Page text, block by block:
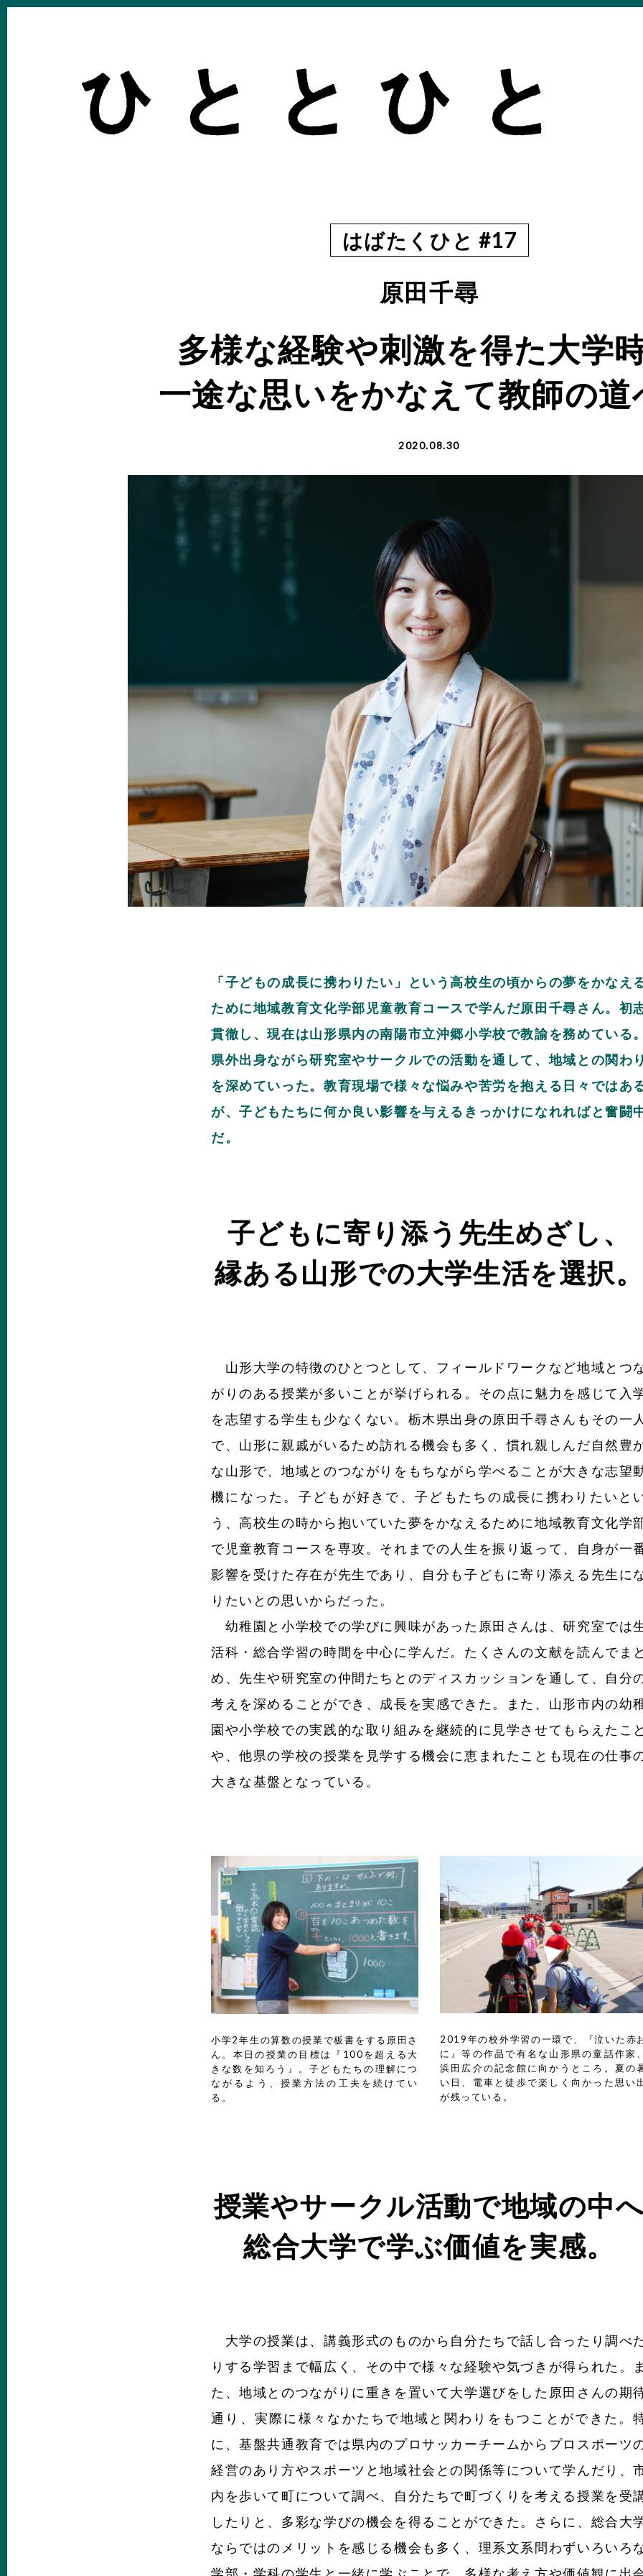
はばたくひと #17
原田千尋
多様な経験や刺激を得た大学
一途な思いをかなえて教師の道
2020.08.30
「子どもの成長に携わりたい」という高校生の頃からの夢をかなえ
ために地域教育文化学部児童教育コースで学んだ原田千尋さん。初
貫徹し、現在は山形県内の南陽市立沖郷小学校で教諭を務めている。
県外出身ながら研究室やサークルでの活動を通して、地域との関わり
を深めていった。教育現場で様々な悩みや苦労を抱える日々ではあ
が、子どもたちに何か良い影響を与えるきっかけになれればと奮闘
だ。
子どもに寄り添う先生めざし、
縁ある山形での大学生活を選択。
山形大学の特徴のひとつとして、フィールドワークなど地域とつ
がりのある授業が多いことが挙げられる。その点に魅力を感じて入
を志望する学生も少なくない。栃木県出身の原田千尋さんもその一人
で、山形に親戚がいるため訪れる機会も多く、慣れ親しんだ自然豊
な山形で、地域とのつながりをもちながら学べることが大きな志望
機になった。子どもが好きで、子どもたちの成長に携わりたいと
う、高校生の時から抱いていた夢をかなえるために地域教育文化学
で児童教育コースを専攻。それまでの人生を振り返って、自身が一
影響を受けた存在が先生であり、自分も子どもに寄り添える先生に
りたいとの思いからだった。
幼稚園と小学校での学びに興味があった原田さんは、研究室では
活科・総合学習の時間を中心に学んだ。たくさんの文献を読んでまと
め、先生や研究室の仲間たちとのディスカッションを通して、自分
考えを深めることができ、成長を実感できた。また、山形市内の幼
園や小学校での実践的な取り組みを継続的に見学させてもらえたこと
や、他県の学校の授業を見学する機会に恵まれたことも現在の仕事
大きな基盤となっている。
小学2年生の算数の授業で板書をする原田さ
ん。本日の授業の目標は『100を超える大
きな数を知ろう』。子どもたちの理解につ
ながるよう、授業方法の工夫を続けてい
る。
2019年の校外学習の一環で、『泣いた赤
に』等の作品で有名な山形県の童話作家、
浜田広介の記念館に向かうところ。夏の
い日、電車と徒歩で楽しく向かった思い
が残っている。
授業やサークル活動で地域の中
総合大学で学ぶ価値を実感。
大学の授業は、講義形式のものから自分たちで話し合ったり調べ
りする学習まで幅広く、その中で様々な経験や気づきが得られた。ま
た、地域とのつながりに重きを置いて大学選びをした原田さんの期
通り、実際に様々なかたちで地域と関わりをもつことができた。
に、基盤共通教育では県内のプロサッカーチームからプロスポーツ
経営のあり方やスポーツと地域社会との関係等について学んだり、
内を歩いて町について調べ、自分たちで町づくりを考える授業を受
したりと、多彩な学びの機会を得ることができた。さらに、総合大
ならではのメリットを感じる機会も多く、理系文系問わずいろいろ